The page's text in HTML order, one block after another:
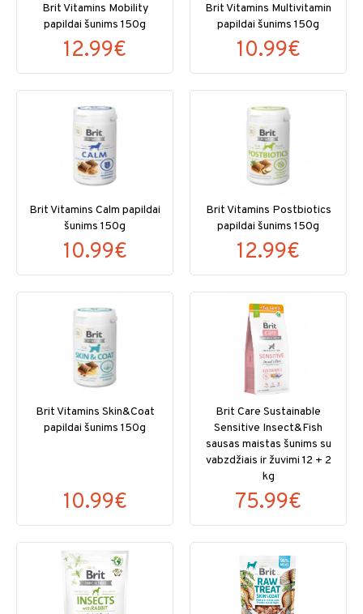
Brit Vitamins Mobility
papildai šunims 150g
12.99€
Brit Vitamins Multivitamin
papildai šunims 150g
10.99€
Brit Vitamins Calm papildai
šunims 150g
10.99€
Brit Vitamins Postbiotics
papildai šunims 150g
12.99€
Brit Vitamins Skin&Coat
papildai šunims 150g
10.99€
Brit Care Sustainable
Sensitive Insect&Fish
sausas maistas šunims su
vabzdžiais ir žuvimi 12 + 2
kg
75.99€